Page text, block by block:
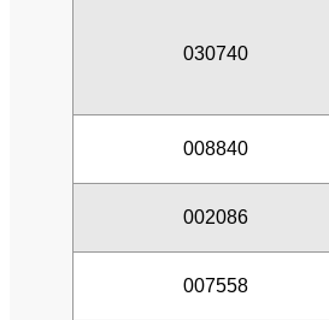
030740
008840
002086
007558